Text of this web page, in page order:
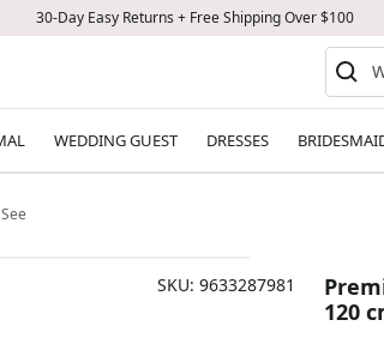
30-Day Easy Returns + Free Shipping Over $100
WEDDING GUEST DRESSES
SKU: 9633287981
120